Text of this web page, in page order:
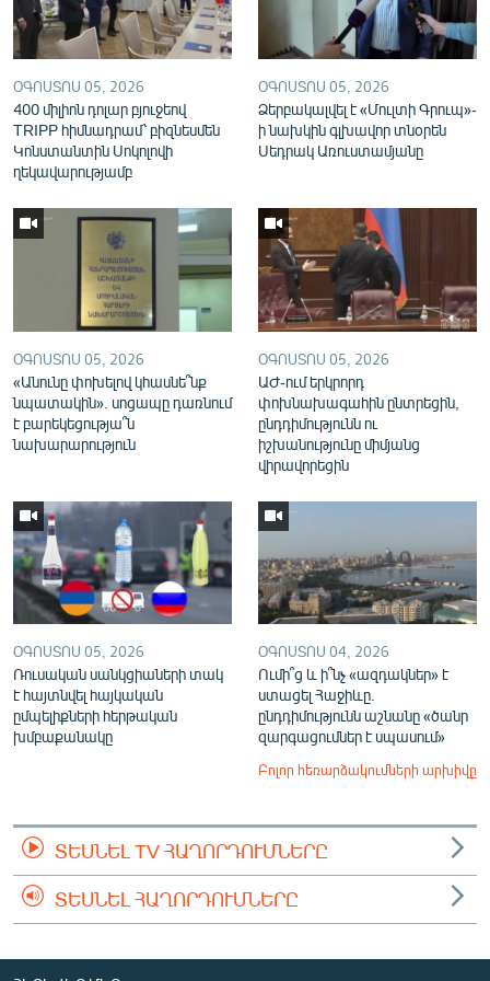
English
Русский
ՀԵՏԵՎԵՔ ՄԵԶ
«Ազատության» բոլոր կայքերը
ՕԳՈՍՏՈՍ 05, 2026
400 միլիոն դոլար բյուջեով
TRIPP հիմնադրամ՝ բիզնեսմեն
Կոնստանտին Սոկոլովի
ղեկավարությամբ
ՕԳՈՍՏՈՍ 05, 2026
Ձերբակալվել է «Մուլտի Գրուպ»-
ի նախկին գլխավոր տնօրեն
Սեդրակ Առուստամյանը
ՕԳՈՍՏՈՍ 05, 2026
«Անունը փոխելով կհասնե՞նք
նպատակին». սոցապը դառնում
է բարեկեցությա՞ն
նախարարություն
ՕԳՈՍՏՈՍ 05, 2026
ԱԺ-ում երկրորդ
փոխնախագահին ընտրեցին,
ընդդիմությունն ու
իշխանությունը միմյանց
վիրավորեցին
ՕԳՈՍՏՈՍ 05, 2026
Ռուսական սանկցիաների տակ
է հայտնվել հայկական
ըմպելիքների հերթական
խմբաքանակը
ՕԳՈՍՏՈՍ 04, 2026
Ումի՞ց և ի՞նչ «ազդակներ» է
ստացել Հաջիևը.
ընդդիմությունն աշնանը «ծանր
զարգացումներ է սպասում»
Բոլոր հեռարձակումների արխիվը
ՏԵՍՆԵԼ TV ՀԱՂՈՐԴՈՒՄՆԵՐԸ
ՏԵՍՆԵԼ ՀԱՂՈՐԴՈՒՄՆԵՐԸ